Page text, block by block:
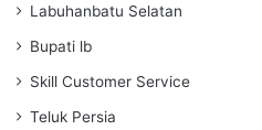
Labuhanbatu Selatan
Bupati lb
Skill Customer Service
Teluk Persia